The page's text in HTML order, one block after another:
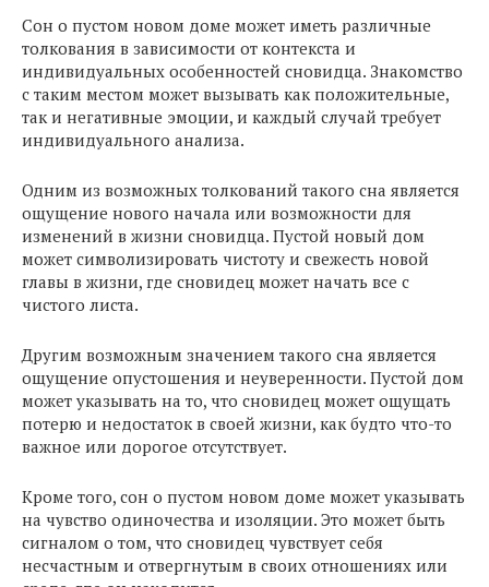
Сон о пустом новом доме может иметь различные
толкования в зависимости от контекста и
индивидуальных особенностей сновидца. Знакомство
с таким местом может вызывать как положительные,
так и негативные эмоции, и каждый случай требует
индивидуального анализа.
Одним из возможных толкований такого сна является
ощущение нового начала или возможности для
изменений в жизни сновидца. Пустой новый дом
может символизировать чистоту и свежесть новой
главы в жизни, где сновидец может начать все с
чистого листа.
Другим возможным значением такого сна является
ощущение опустошения и неуверенности. Пустой дом
может указывать на то, что сновидец может ощущать
потерю и недостаток в своей жизни, как будто что-то
важное или дорогое отсутствует.
Кроме того, сон о пустом новом доме может указывать
на чувство одиночества и изоляции. Это может быть
сигналом о том, что сновидец чувствует себя
несчастным и отвергнутым в своих отношениях или